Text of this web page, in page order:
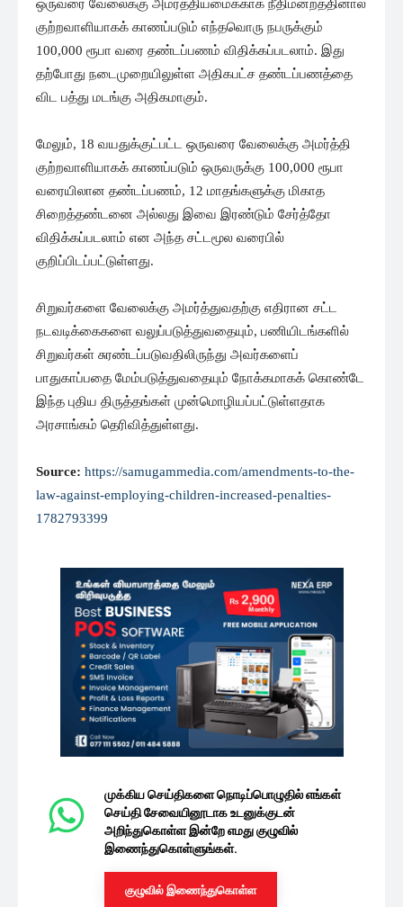
ஒருவரை வேலைக்கு அமர்த்தியமைக்காக நீதிமன்றத்தினால்
குற்றவாளியாகக் காணப்படும் எந்தவொரு நபருக்கும்
100,000 ரூபா வரை தண்டப்பணம் விதிக்கப்படலாம். இது
தற்போது நடைமுறையிலுள்ள அதிகபட்ச தண்டப்பணத்தை
விட பத்து மடங்கு அதிகமாகும்.
மேலும், 18 வயதுக்குட்பட்ட ஒருவரை வேலைக்கு அமர்த்தி
குற்றவாளியாகக் காணப்படும் ஒருவருக்கு 100,000 ரூபா
வரையிலான தண்டப்பணம், 12 மாதங்களுக்கு மிகாத
சிறைத்தண்டனை அல்லது இவை இரண்டும் சேர்த்தோ
விதிக்கப்படலாம் என அந்த சட்டமூல வரைபில்
குறிப்பிடப்பட்டுள்ளது.
சிறுவர்களை வேலைக்கு அமர்த்துவதற்கு எதிரான சட்ட
நடவடிக்கைகளை வலுப்படுத்துவதையும், பணியிடங்களில்
சிறுவர்கள் சுரண்டப்படுவதிலிருந்து அவர்களைப்
பாதுகாப்பதை மேம்படுத்துவதையும் நோக்கமாகக் கொண்டே
இந்த புதிய திருத்தங்கள் முன்மொழியப்பட்டுள்ளதாக
அரசாங்கம் தெரிவித்துள்ளது.
Source: https://samugammedia.com/amendments-to-the-
law-against-employing-children-increased-penalties-
1782793399
முக்கிய செய்திகளை நொடிப்பொழுதில் எங்கள்
செய்தி சேவையினூடாக உடனுக்குடன்
அறிந்துகொள்ள இன்றே எமது குழுவில்
இணைந்துகொள்ளுங்கள்.
குழுவில் இணைந்துகொள்ள